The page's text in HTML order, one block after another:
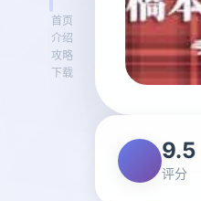
首页
介绍
攻略
下载
9.5
评分